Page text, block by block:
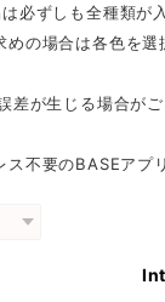
必ずしも全種類が
の場合は各色を
が生じる場合がご
ス不要のBASEアプ